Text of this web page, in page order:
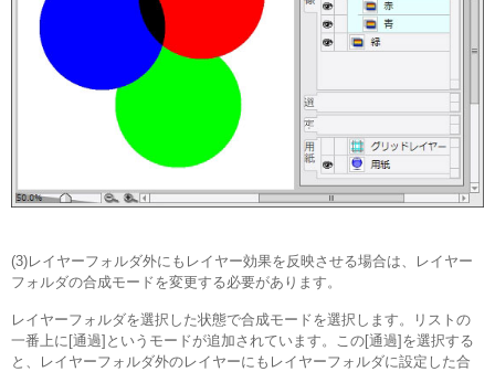
(3)レイヤーフォルダ外にもレイヤー効果を反映させる場合は、レイヤー
フォルダの合成モードを変更する必要があります。
レイヤーフォルダを選択した状態で合成モードを選択します。リストの
一番上に[通過]というモードが追加されています。この[通過]を選択する
と、レイヤーフォルダ外のレイヤーにもレイヤーフォルダに設定した合